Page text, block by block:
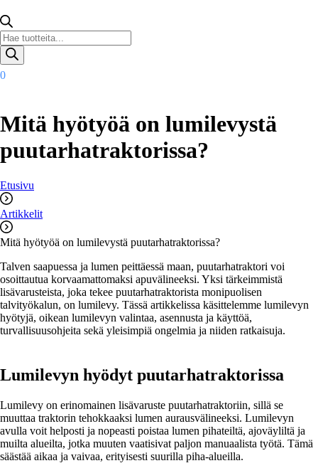
Products
search
0
Mitä hyötyöä on lumilevystä
puutarhatraktorissa?
Etusivu
Artikkelit
Mitä hyötyöä on lumilevystä puutarhatraktorissa?
Talven saapuessa ja lumen peittäessä maan, puutarhatraktori voi
osoittautua korvaamattomaksi apuvälineeksi. Yksi tärkeimmistä
lisävarusteista, joka tekee puutarhatraktorista monipuolisen
talvityökalun, on lumilevy. Tässä artikkelissa käsittelemme lumilevyn
hyötyjä, oikean lumilevyn valintaa, asennusta ja käyttöä,
turvallisuusohjeita sekä yleisimpiä ongelmia ja niiden ratkaisuja.
Lumilevyn hyödyt puutarhatraktorissa
Lumilevy on erinomainen lisävaruste puutarhatraktoriin, sillä se
muuttaa traktorin tehokkaaksi lumen aurausvälineeksi. Lumilevyn
avulla voit helposti ja nopeasti poistaa lumen pihateiltä, ajoväyliltä ja
muilta alueilta, jotka muuten vaatisivat paljon manuaalista työtä. Tämä
säästää aikaa ja vaivaa, erityisesti suurilla piha-alueilla.